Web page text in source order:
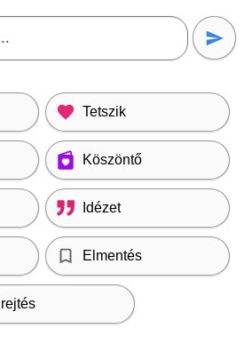
Tetszik
Köszöntő
Idézet
Elmentés